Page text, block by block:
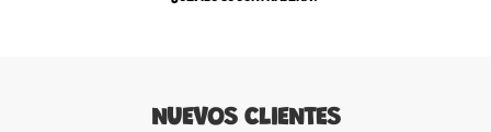
NUEVOS CLIENTES